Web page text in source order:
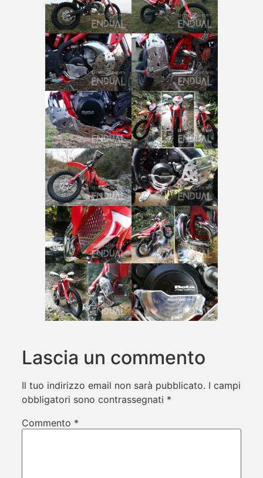
Lascia un commento
Il tuo indirizzo email non sarà pubblicato. I campi
obbligatori sono contrassegnati *
Commento *